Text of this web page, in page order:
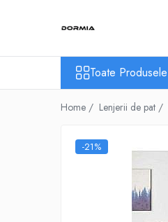
Lenjerii de pat bumbac satinat
Lenjerii de pat din bumbac
Lenjerii de pat tesatura Jacquard
Toate Produsele
Home / Lenjerii de pat /
-21%